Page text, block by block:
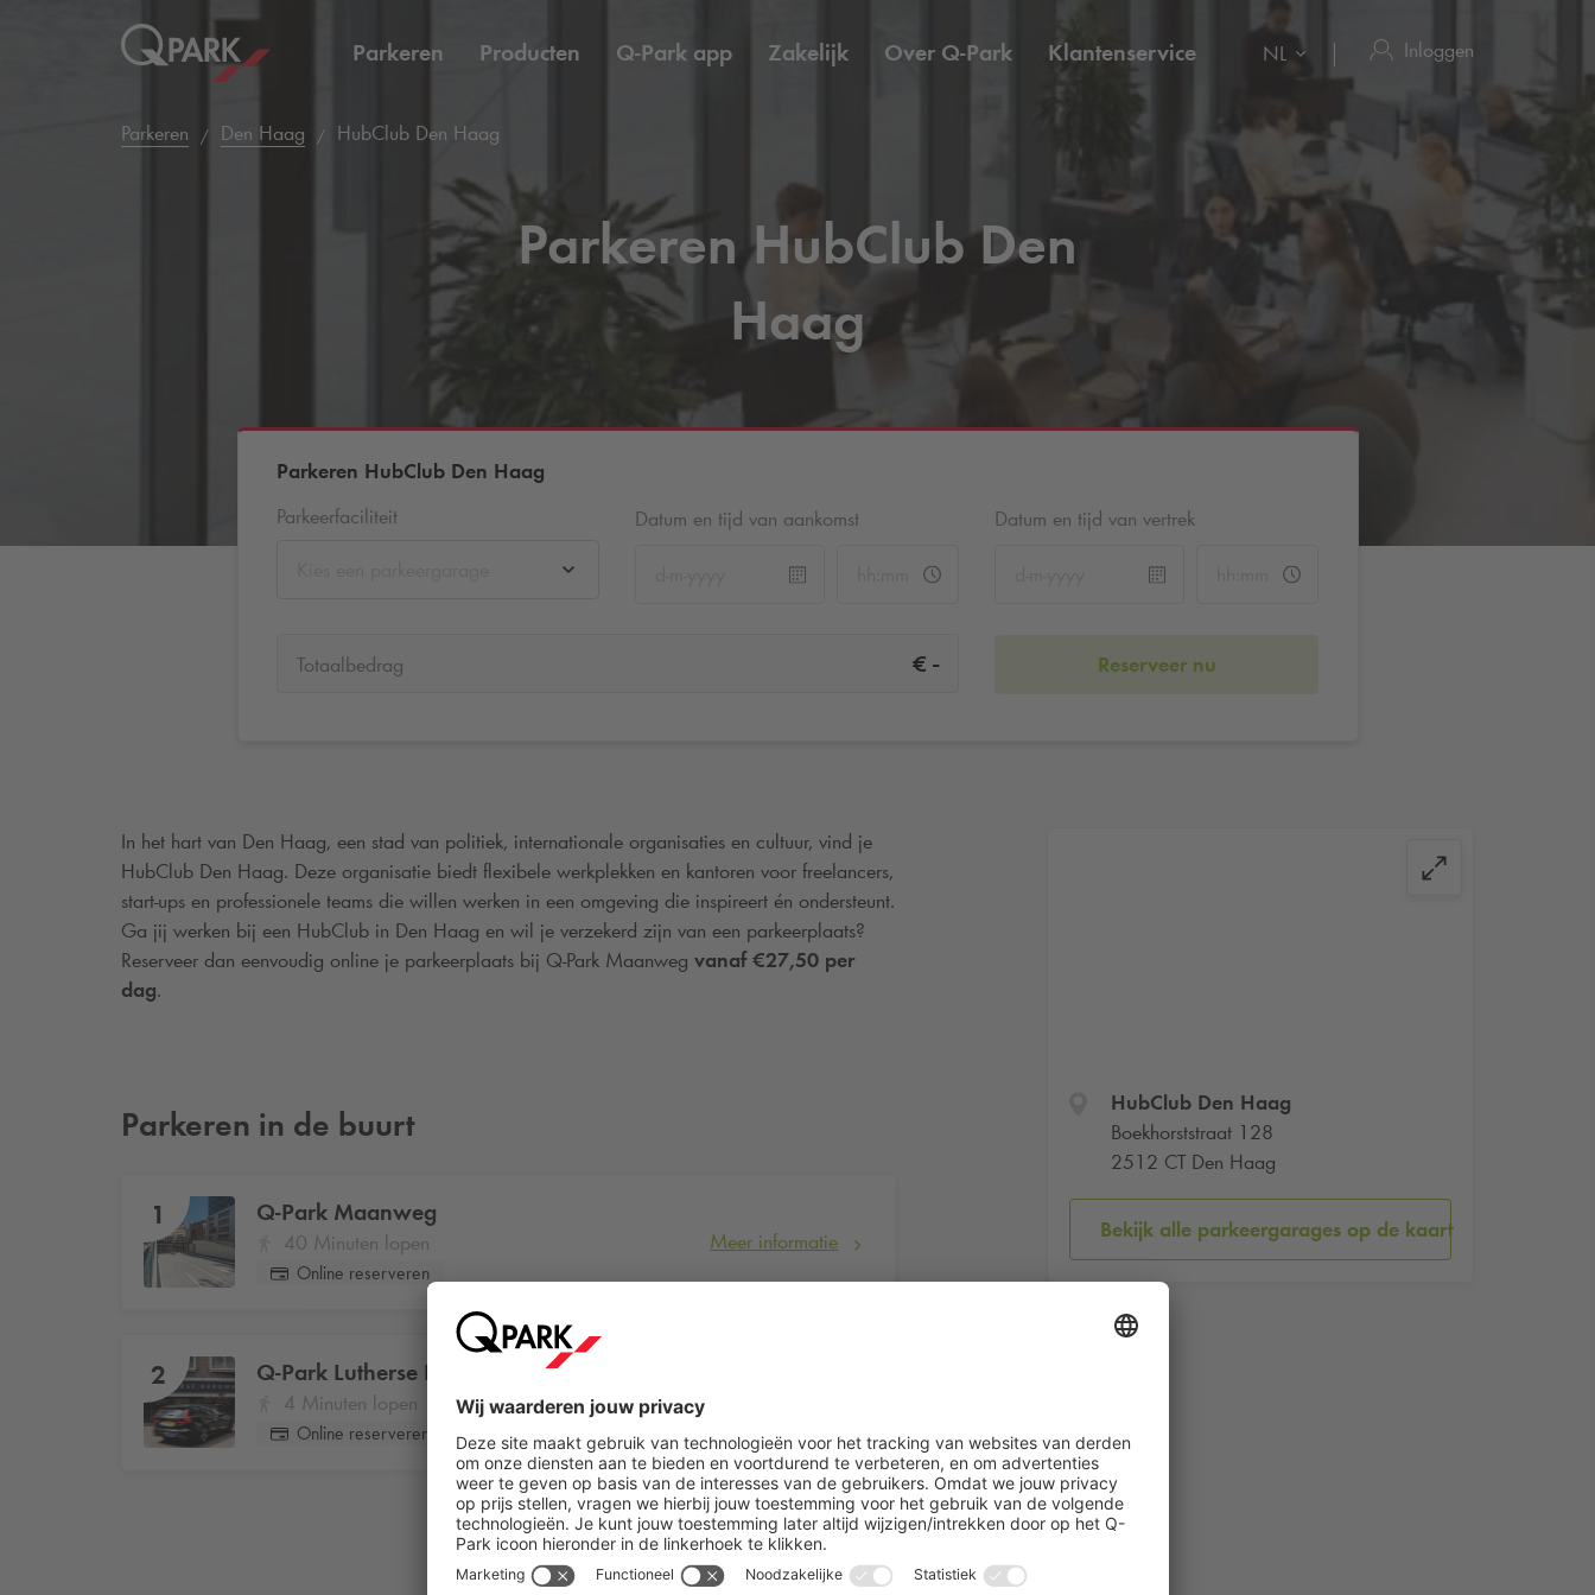
Parkeren Producten Q-Park app Zakelijk Over Q-Park Klantenservice NL Inloggen
Parkeren Den Haag HubClub Den Haag
Parkeren HubClub Den
Haag
Parkeren HubClub Den Haag
Parkeerfaciliteit
Datum en tijd van aankomst Datum en tijd van vertrek
Totaalbedrag € - Reserveer nu
HubClub Den Haag
Boekhorststraat 128
2512 CT Den Haag
Bekijk alle parkeergarages op de kaart
In het hart van Den Haag, een stad van politiek, internationale organisaties en cultuur, vind je
HubClub Den Haag. Deze organisatie biedt flexibele werkplekken en kantoren voor freelancers,
start-ups en professionele teams die willen werken in een omgeving die inspireert én ondersteunt.
Ga jij werken bij een HubClub in Den Haag en wil je verzekerd zijn van een parkeerplaats?
Reserveer dan eenvoudig online je parkeerplaats bij Q-Park Maanweg vanaf €27,50 per
dag.
Parkeren in de buurt
1 Q-Park Maanweg
40 Minuten lopen
Online reserveren
Meer informatie
2 Q-Park Lutherse Burgwal
4 Minuten lopen
Online reserveren